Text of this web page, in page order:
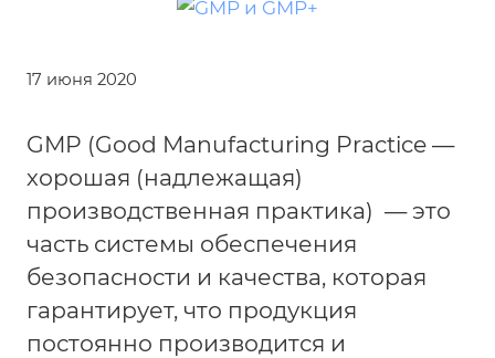
17 июня 2020
GMP (Good Manufacturing Practice —
хорошая (надлежащая)
производственная практика) — это
часть системы обеспечения
безопасности и качества, которая
гарантирует, что продукция
постоянно производится и